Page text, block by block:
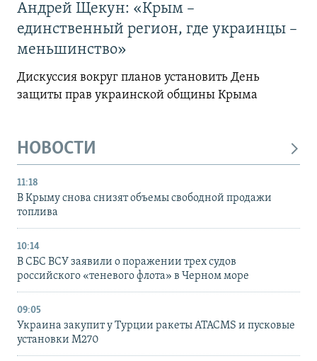
Андрей Щекун: «Крым –
единственный регион, где украинцы –
меньшинство»
Дискуссия вокруг планов установить День
защиты прав украинской общины Крыма
НОВОСТИ
11:18
В Крыму снова снизят объемы свободной продажи
топлива
10:14
В СБС ВСУ заявили о поражении трех судов
российского «теневого флота» в Черном море
09:05
Украина закупит у Турции ракеты ATACMS и пусковые
установки M270